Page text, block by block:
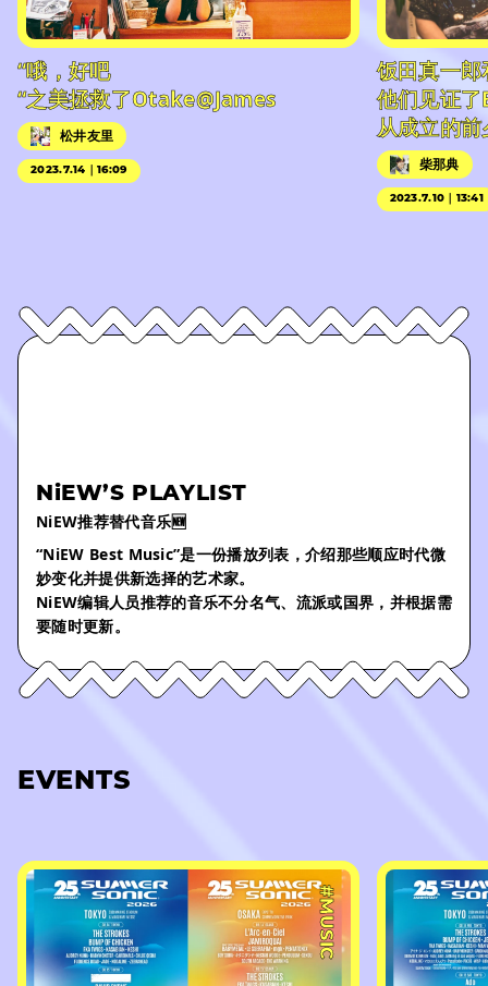
“哦，好吧
“之美拯救了Otake@James
松井友里
2023.7.14｜16:09
饭田真一
他们见证
从成立的
柴那典
2023.7.10｜13:41
NiEW’S PLAYLIST
NiEW推荐替代音乐🆕
“NiEW Best Music”是一份播放列表，介绍那些顺应时代微
妙变化并提供新选择的艺术家。
NiEW编辑人员推荐的音乐不分名气、流派或国界，并根据需
要随时更新。
EVENTS
#MUSIC